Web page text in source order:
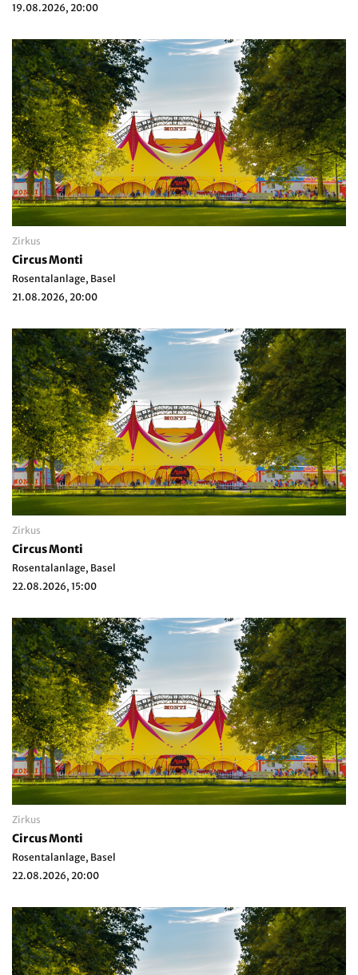
19.08.2026, 20:00
Zirkus
Circus Monti
Rosentalanlage, Basel
21.08.2026, 20:00
Zirkus
Circus Monti
Rosentalanlage, Basel
22.08.2026, 15:00
Zirkus
Circus Monti
Rosentalanlage, Basel
22.08.2026, 20:00